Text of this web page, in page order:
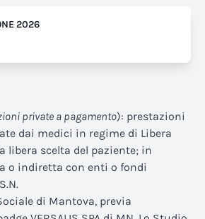
2026
private a pagamento): prestazioni
dai medici in regime di Libera
libera scelta del paziente; in
o indiretta con enti o fondi
di Mantova, previa